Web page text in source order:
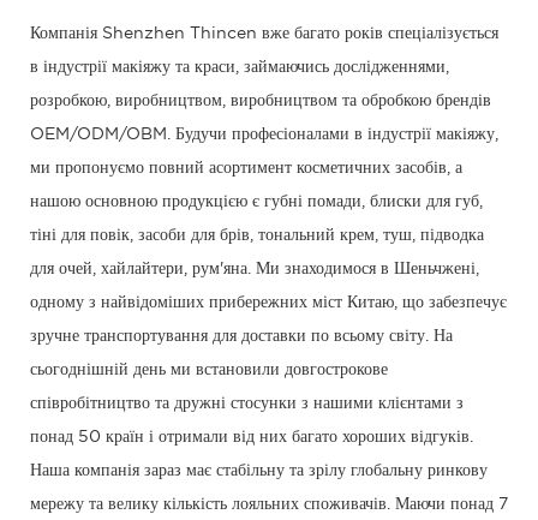
Компанія Shenzhen Thincen вже багато років спеціалізується
в індустрії макіяжу та краси, займаючись дослідженнями,
розробкою, виробництвом, виробництвом та обробкою брендів
OEM/ODM/OBM. Будучи професіоналами в індустрії макіяжу,
ми пропонуємо повний асортимент косметичних засобів, а
нашою основною продукцією є губні помади, блиски для губ,
тіні для повік, засоби для брів, тональний крем, туш, підводка
для очей, хайлайтери, рум'яна. Ми знаходимося в Шеньчжені,
одному з найвідоміших прибережних міст Китаю, що забезпечує
зручне транспортування для доставки по всьому світу. На
сьогоднішній день ми встановили довгострокове
співробітництво та дружні стосунки з нашими клієнтами з
понад 50 країн і отримали від них багато хороших відгуків.
Наша компанія зараз має стабільну та зрілу глобальну ринкову
мережу та велику кількість лояльних споживачів. Маючи понад 7